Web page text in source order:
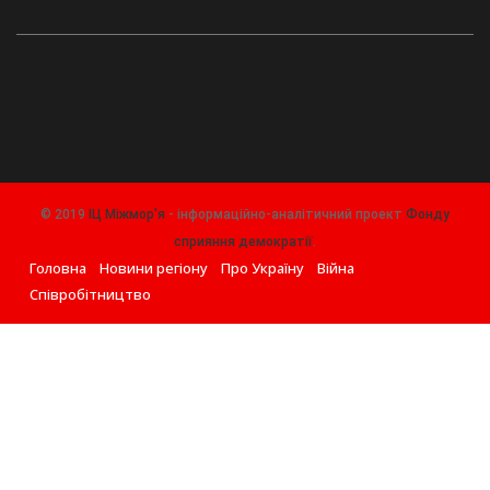
© 2019 ІЦ Міжмор'я - інформаційно-аналітичний проект Фонду
сприяння демократії.
Головна Новини регіону Про Україну
Війна
Співробітництво